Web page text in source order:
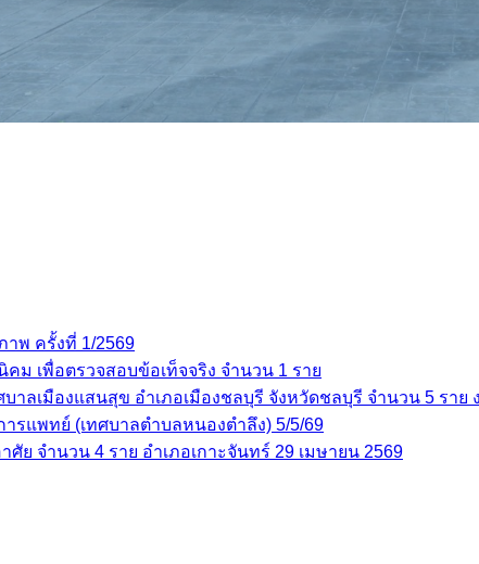
พ ครั้งที่ 1/2569
ม เพื่อตรวจสอบข้อเท็จจริง จำนวน 1 ราย
าลเมืองแสนสุข อำเภอเมืองชลบุรี จังหวัดชลบุรี จำนวน 5 รา
รแพทย์ (เทศบาลตำบลหนองตำลึง) 5/5/69
จำนวน 4 ราย อำเภอเกาะจันทร์ 29 เมษายน 2569